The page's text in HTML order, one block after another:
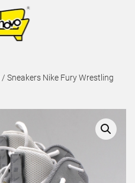
/ Sneakers Nike Fury Wrestling